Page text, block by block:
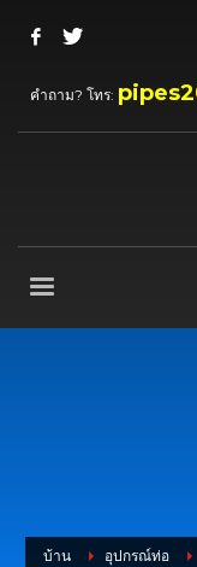
คำถาม? โทร:
บ้าน อุปกรณ์ท่อ